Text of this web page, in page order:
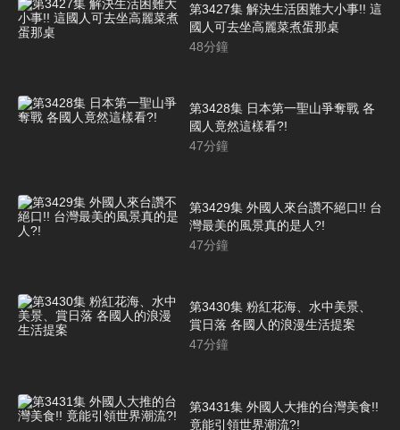
第3427集 解決生活困難大小事!! 這
國人可去坐高麗菜煮蛋那桌
48分鐘
第3428集 日本第一聖山爭奪戰 各
國人竟然這樣看?!
47分鐘
第3429集 外國人來台讚不絕口!! 台
灣最美的風景真的是人?!
47分鐘
第3430集 粉紅花海、水中美景、
賞日落 各國人的浪漫生活提案
47分鐘
第3431集 外國人大推的台灣美食!!
竟能引領世界潮流?!